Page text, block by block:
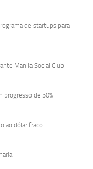
de startups para
Manila Social Club
progresso de 50%
ao dólar fraco